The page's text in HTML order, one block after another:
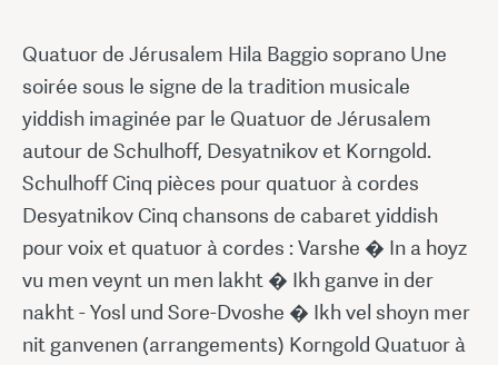
Quatuor de Jérusalem Hila Baggio soprano Une
soirée sous le signe de la tradition musicale
yiddish imaginée par le Quatuor de Jérusalem
autour de Schulhoff, Desyatnikov et Korngold.
Schulhoff Cinq pièces pour quatuor à cordes
Desyatnikov Cinq chansons de cabaret yiddish
pour voix et quatuor à cordes : Varshe � In a hoyz
vu men veynt un men lakht � Ikh ganve in der
nakht - Yosl und Sore-Dvoshe � Ikh vel shoyn mer
nit ganvenen (arrangements) Korngold Quatuor à